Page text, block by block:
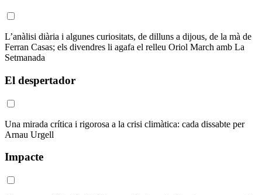
L’anàlisi diària i algunes curiositats, de dilluns a dijous, de la mà de
Ferran Casas; els divendres li agafa el relleu Oriol March amb La
Setmanada
El despertador
Una mirada crítica i rigorosa a la crisi climàtica: cada dissabte per
Arnau Urgell
Impacte